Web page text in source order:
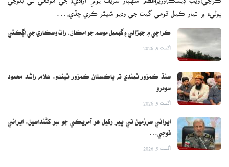
ٻوليءَ ۾ تيار ڪيل قومي گيت جي وڊيو شيئر ڪري ڇڏي.…
ڪراچي ۾ جهڙالي ۽ گهميل موسم جو امڪان، رات وسڪاري جي اڳڪٿي
اگست 9, 2026
سنڌ ڪمزور ٿيندي ته پاڪستان ڪمزور ٿيندو: علامه راشد محمود
سومرو
اگست 9, 2026
ايراني سرزمين تي پير رکيل هر آمريڪي جو سِر کڻنداسين: ايراني
فوجي…
اگست 9, 2026